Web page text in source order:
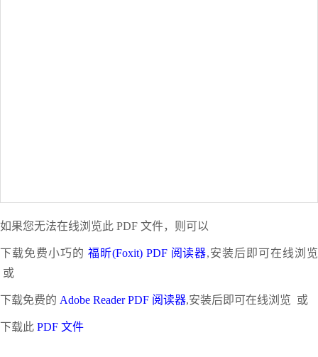
如果您无法在线浏览此 PDF 文件，则可以
下载免费小巧的 福昕(Foxit) PDF 阅读器,安装后即可在线浏览
或
下载免费的 Adobe Reader PDF 阅读器,安装后即可在线浏览 或
下载此 PDF 文件